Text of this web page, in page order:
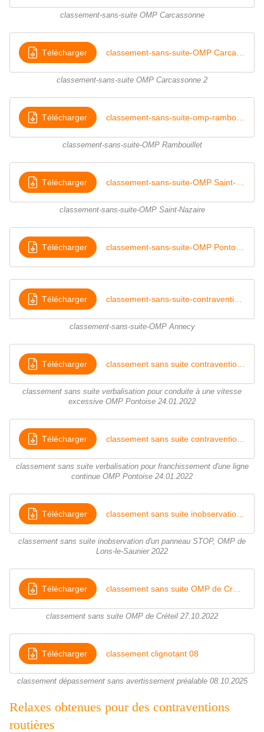
classement-sans-suite OMP Carcassonne
Télécharger
classement-sans-suite OMP Carcassonne 2
Télécharger
classement-sans-suite-OMP Rambouillet
Télécharger
classement-sans-suite-OMP Saint-Nazaire
Télécharger
Télécharger
classement-sans-suite-OMP Annecy
Télécharger
classement sans suite verbalisation pour conduite à une vitesse
excessive OMP Pontoise 24.01.2022
Télécharger
classement sans suite verbalisation pour franchissement d'une ligne
continue OMP Pontoise 24.01.2022
Télécharger
classement sans suite inobservation d'un panneau STOP, OMP de
Lons-le-Saunier 2022
Télécharger
classement sans suite OMP de Créteil 27.10.2022
Télécharger classement clignotant 08
classement dépassement sans avertissement préalable 08.10.2025
Relaxes obtenues pour des contraventions
routières